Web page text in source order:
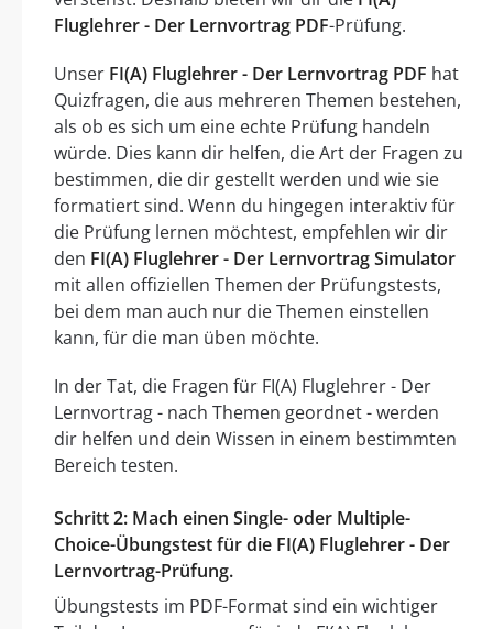
Fluglehrer - Der Lernvortrag PDF-Prüfung.
Unser FI(A) Fluglehrer - Der Lernvortrag PDF hat
Quizfragen, die aus mehreren Themen bestehen,
als ob es sich um eine echte Prüfung handeln
würde. Dies kann dir helfen, die Art der Fragen zu
bestimmen, die dir gestellt werden und wie sie
formatiert sind. Wenn du hingegen interaktiv für
die Prüfung lernen möchtest, empfehlen wir dir
den FI(A) Fluglehrer - Der Lernvortrag Simulator
mit allen offiziellen Themen der Prüfungstests,
bei dem man auch nur die Themen einstellen
kann, für die man üben möchte.
In der Tat, die Fragen für FI(A) Fluglehrer - Der
Lernvortrag - nach Themen geordnet - werden
dir helfen und dein Wissen in einem bestimmten
Bereich testen.
Schritt 2: Mach einen Single- oder Multiple-
Choice-Übungstest für die FI(A) Fluglehrer - Der
Lernvortrag-Prüfung.
Übungstests im PDF-Format sind ein wichtiger